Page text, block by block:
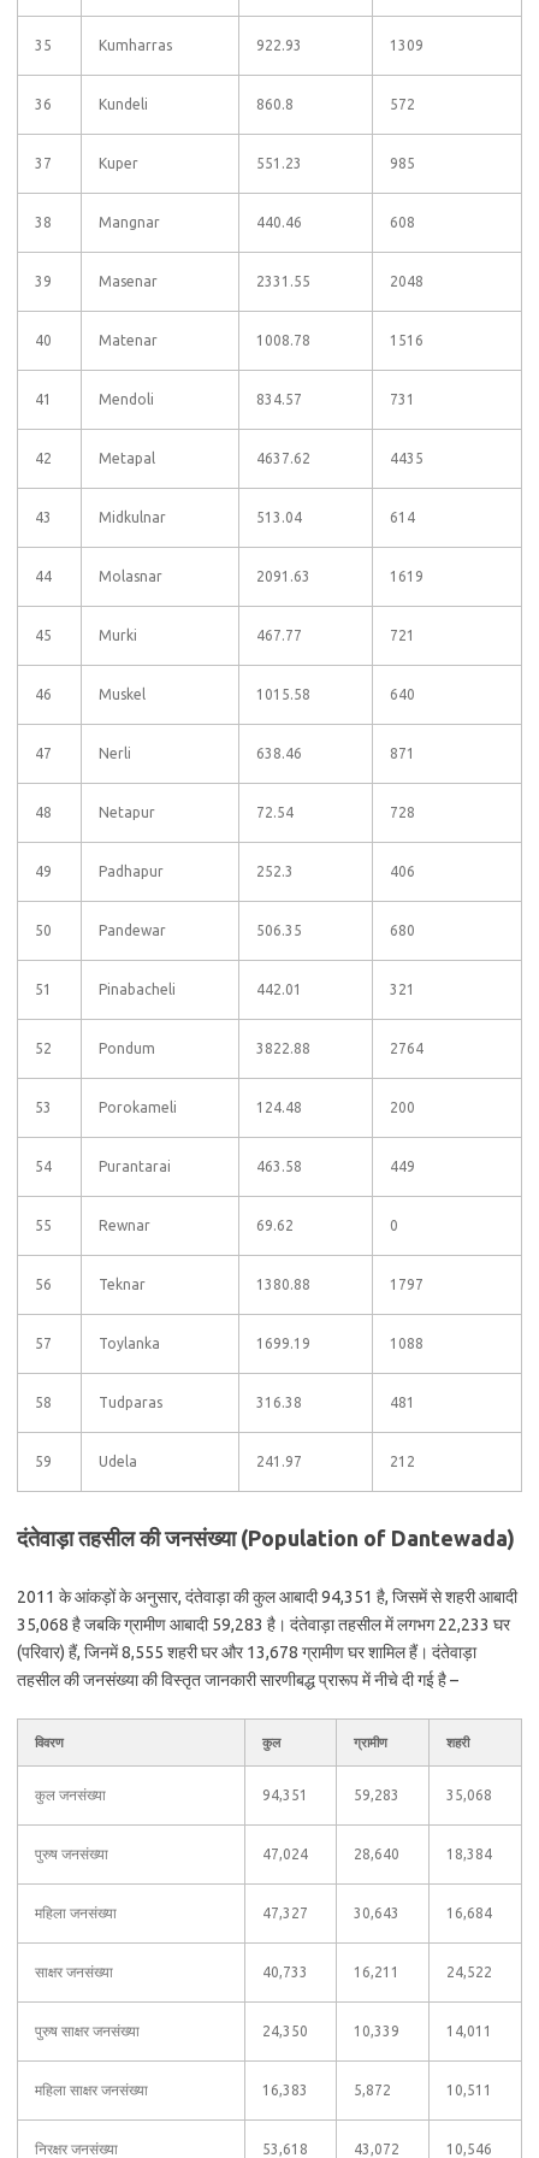
35 Kumharras 922.93 1309
36 Kundeli 860.8 572
37 Kuper 551.23 985
38 Mangnar 440.46 608
39 Masenar 2331.55 2048
40 Matenar 1008.78 1516
41 Mendoli 834.57 731
42 Metapal 4637.62 4435
43 Midkulnar 513.04 614
44 Molasnar 2091.63 1619
45 Murki 467.77 721
46 Muskel 1015.58 640
47 Nerli 638.46 871
48 Netapur 72.54 728
49 Padhapur 252.3 406
50 Pandewar 506.35 680
51 Pinabacheli 442.01 321
52 Pondum 3822.88 2764
53 Porokameli 124.48 200
54 Purantarai 463.58 449
55 Rewnar 69.62 0
56 Teknar 1380.88 1797
57 Toylanka 1699.19 1088
58 Tudparas 316.38 481
59 Udela 241.97 212
दंतेवाड़ा तहसील की जनसंख्या (Population of Dantewada)
2011 के आंकड़ों के अनुसार, दंतेवाड़ा की कुल आबादी 94,351 है, जिसमें से शहरी आबादी
35,068 है जबकि ग्रामीण आबादी 59,283 है। दंतेवाड़ा तहसील में लगभग 22,233 घर
(परिवार) हैं, जिनमें 8,555 शहरी घर और 13,678 ग्रामीण घर शामिल हैं। दंतेवाड़ा
तहसील की जनसंख्या की विस्तृत जानकारी सारणीबद्ध प्रारूप में नीचे दी गई है –
विवरण कुल ग्रामीण शहरी
कुल जनसंख्या 94,351 59,283 35,068
पुरुष जनसंख्या 47,024 28,640 18,384
महिला जनसंख्या 47,327 30,643 16,684
साक्षर जनसंख्या 40,733 16,211 24,522
पुरुष साक्षर जनसंख्या 24,350 10,339 14,011
महिला साक्षर जनसंख्या 16,383 5,872 10,511
निरक्षर जनसंख्या 53,618 43,072 10,546